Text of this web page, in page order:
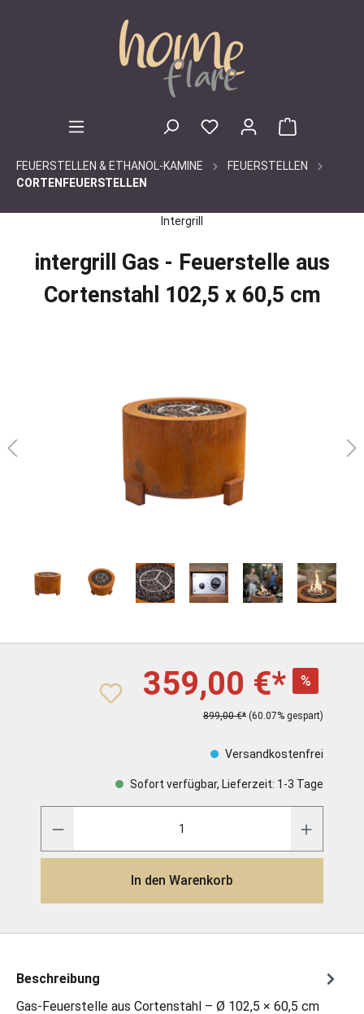
FEUERSTELLEN & ETHANOL-KAMINE
FEUERSTELLEN
CORTENFEUERSTELLEN
Intergrill
intergrill Gas - Feuerstelle aus
Cortenstahl 102,5 x 60,5 cm
359,00 €* %
899,00 €* (60.07% gespart)
Versandkostenfrei
Sofort verfügbar, Lieferzeit: 1-3 Tage
In den Warenkorb
Beschreibung
Gas-Feuerstelle aus Cortenstahl – Ø 102,5 × 60,5 cm